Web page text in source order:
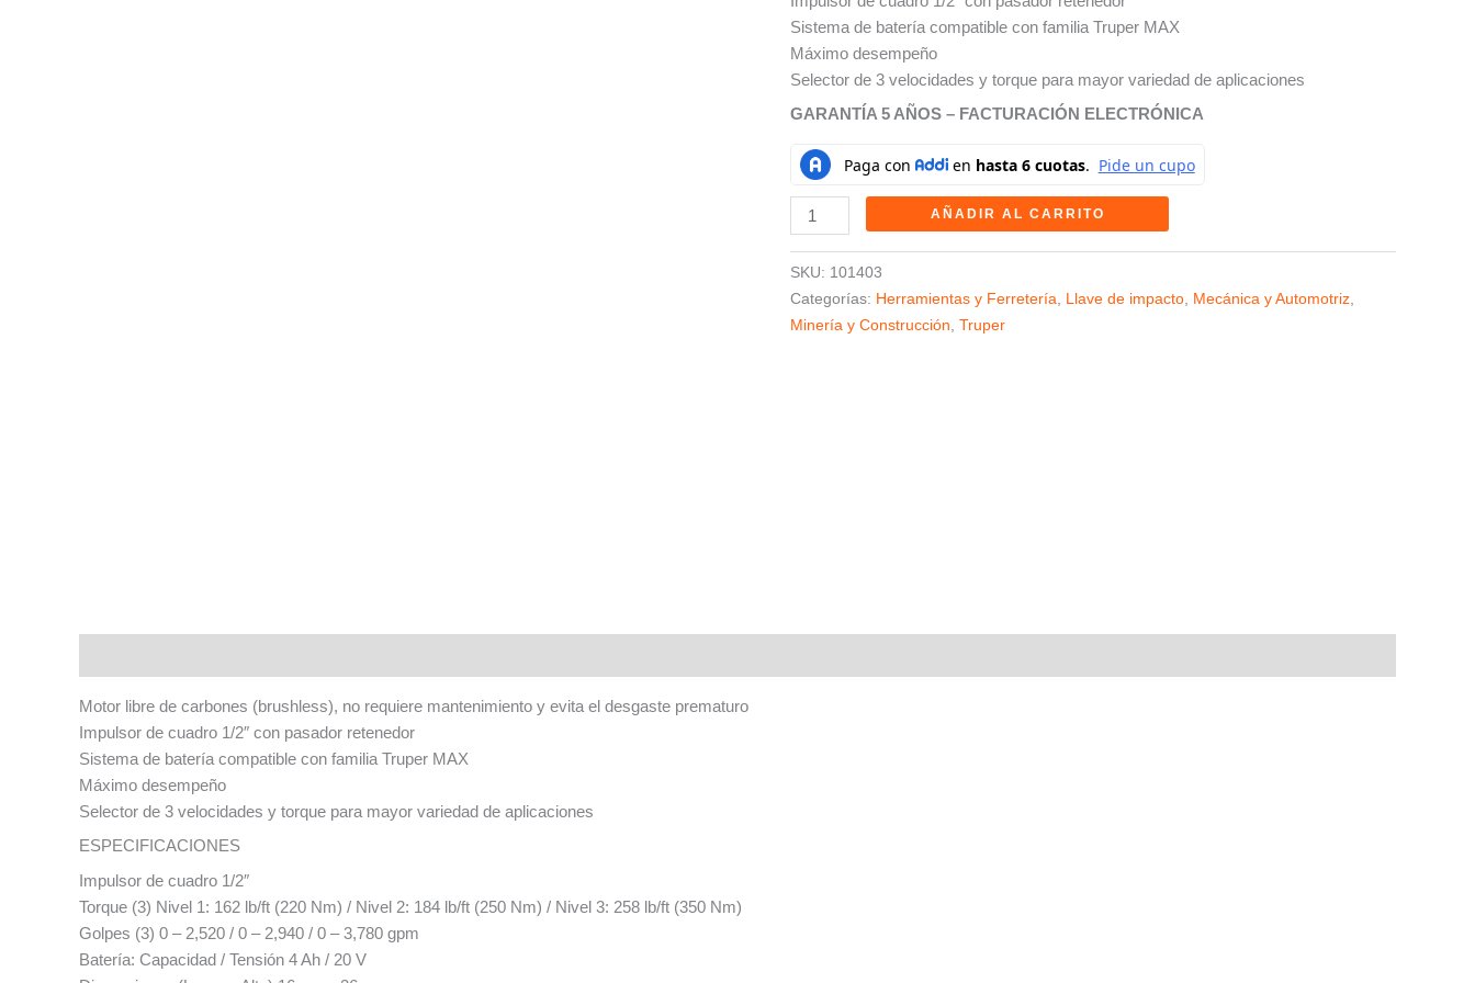
Sistema de batería compatible con familia Truper MAX
Máximo desempeño
Selector de 3 velocidades y torque para mayor variedad de aplicaciones
GARANTÍA 5 AÑOS – FACTURACIÓN ELECTRÓNICA
TRUPER
MAX
cantidad
AÑADIR AL CARRITO
SKU: 101403
Categorías: Herramientas y Ferretería Llave de impacto Mecánica y Automotriz
Minería y Construcción Truper
Motor libre de carbones (brushless), no requiere mantenimiento y evita el desgaste prematuro
Impulsor de cuadro 1/2″ con pasador retenedor
Sistema de batería compatible con familia Truper MAX
Máximo desempeño
Selector de 3 velocidades y torque para mayor variedad de aplicaciones
ESPECIFICACIONES
Impulsor de cuadro 1/2″
Torque (3) Nivel 1: 162 lb/ft (220 Nm) / Nivel 2: 184 lb/ft (250 Nm) / Nivel 3: 258 lb/ft (350 Nm)
Golpes (3) 0 – 2,520 / 0 – 2,940 / 0 – 3,780 gpm
Batería: Capacidad / Tensión 4 Ah / 20 V